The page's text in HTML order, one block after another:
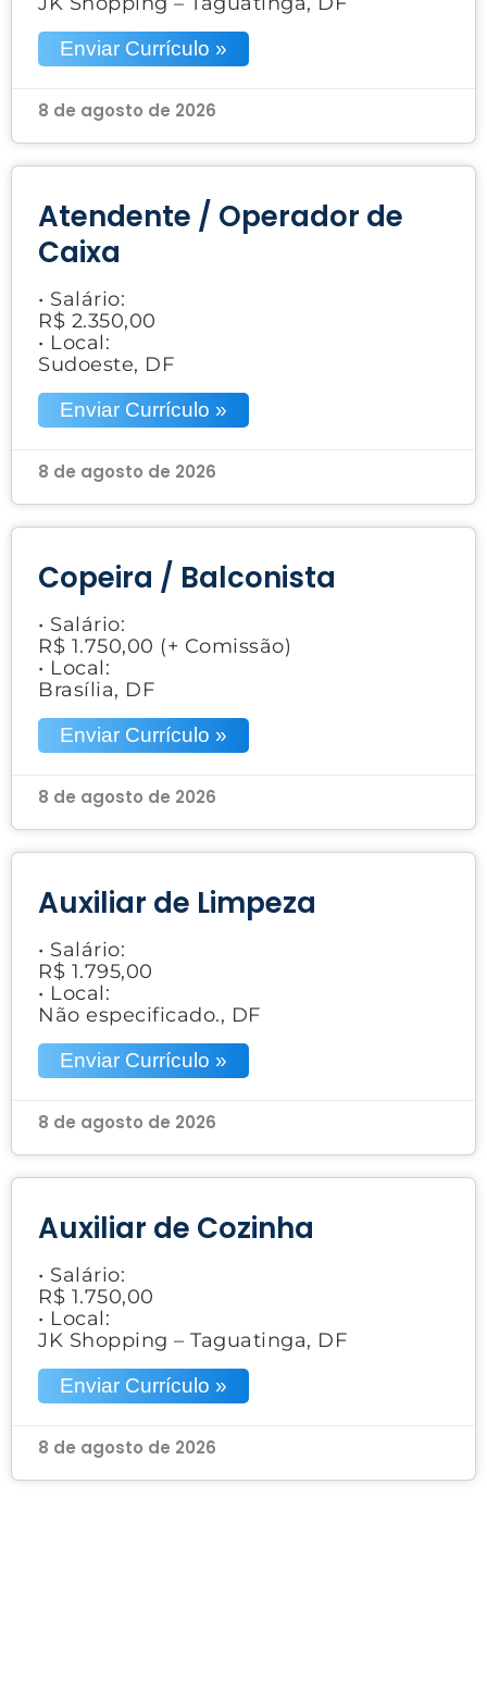
Enviar Currículo »
8 de agosto de 2026
Atendente / Operador de
Caixa
• Salário:
R$ 2.350,00
• Local:
Sudoeste, DF
Enviar Currículo »
8 de agosto de 2026
Copeira / Balconista
• Salário:
R$ 1.750,00 (+ Comissão)
• Local:
Brasília, DF
Enviar Currículo »
8 de agosto de 2026
Auxiliar de Limpeza
• Salário:
R$ 1.795,00
• Local:
Não especificado., DF
Enviar Currículo »
8 de agosto de 2026
Auxiliar de Cozinha
• Salário:
R$ 1.750,00
• Local:
JK Shopping – Taguatinga, DF
Enviar Currículo »
8 de agosto de 2026